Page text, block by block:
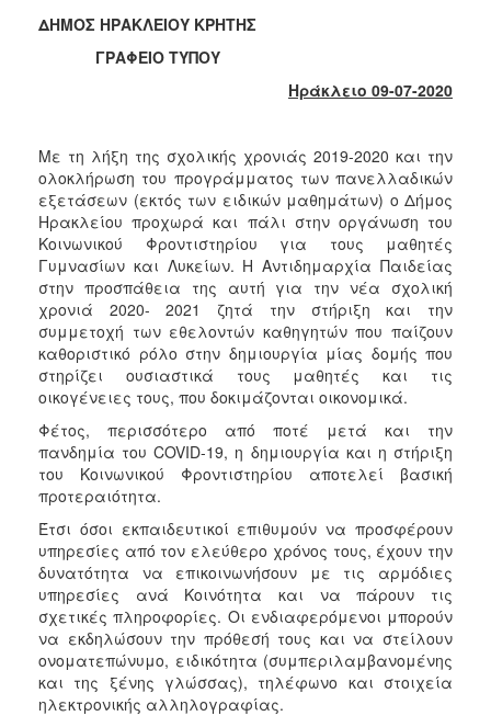
2019
2018
2015
2013
2012
2011
2010
2006
ΤΟΠΟΣ
ΠΟΛΙΤΙΣΜΟΣ
ΑΝΘΕΚΤΙΚΗ
ΠΟΛΗ
ΔΗΜΟΣ ΗΡΑΚΛΕΙΟΥ ΚΡΗΤΗΣ
ΓΡΑΦΕΙΟ ΤΥΠΟΥ
Ηράκλειο 09-07-2020
Με τη λήξη της σχολικής χρονιάς 2019-2020 και την
ολοκλήρωση του προγράμματος των πανελλαδικών
εξετάσεων (εκτός των ειδικών μαθημάτων) ο Δήμος
Ηρακλείου προχωρά και πάλι στην οργάνωση του
Κοινωνικού Φροντιστηρίου για τους μαθητές
Γυμνασίων και Λυκείων. Η Αντιδημαρχία Παιδείας
στην προσπάθεια της αυτή για την νέα σχολική
χρονιά 2020- 2021 ζητά την στήριξη και την
συμμετοχή των εθελοντών καθηγητών που παίζουν
καθοριστικό ρόλο στην δημιουργία μίας δομής που
στηρίζει ουσιαστικά τους μαθητές και τις
οικογένειες τους, που δοκιμάζονται οικονομικά.
Φέτος, περισσότερο από ποτέ μετά και την
πανδημία του COVID-19, η δημιουργία και η στήριξη
του Κοινωνικού Φροντιστηρίου αποτελεί βασική
προτεραιότητα.
Έτσι όσοι εκπαιδευτικοί επιθυμούν να προσφέρουν
υπηρεσίες από τον ελεύθερο χρόνος τους, έχουν την
δυνατότητα να επικοινωνήσουν με τις αρμόδιες
υπηρεσίες ανά Κοινότητα και να πάρουν τις
σχετικές πληροφορίες. Οι ενδιαφερόμενοι μπορούν
να εκδηλώσουν την πρόθεσή τους και να στείλουν
ονοματεπώνυμο, ειδικότητα (συμπεριλαμβανομένης
και της ξένης γλώσσας), τηλέφωνο και στοιχεία
ηλεκτρονικής αλληλογραφίας.